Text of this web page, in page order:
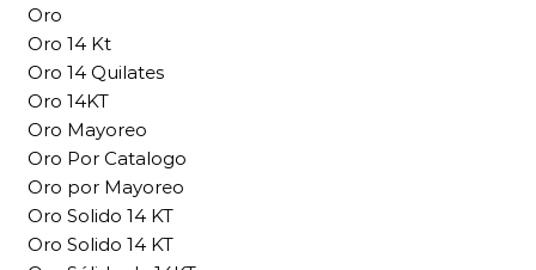
Oro
Oro 14 Kt
Oro 14 Quilates
Oro 14KT
Oro Mayoreo
Oro Por Catalogo
Oro por Mayoreo
Oro Solido 14 KT
Oro Solido 14 KT